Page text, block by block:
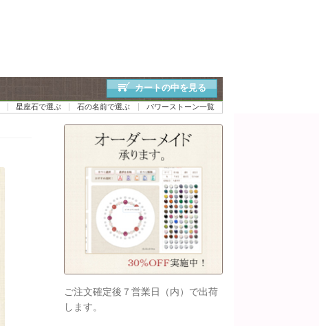
カートの中を見る
星座石で選ぶ 石の名前で選ぶ パワーストーン一覧
ご注文確定後７営業日（内）で出荷
します。